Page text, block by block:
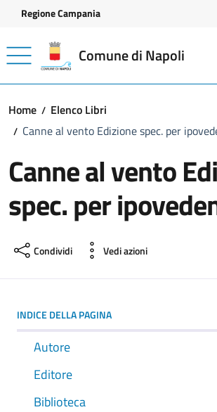
Vai ai contenuti
Vai al footer
Regione Campania
Comune di Napoli
Home
Elenco Libri
Canne al vento Edizione spec. per
Canne al vento
spec. per
Condividi Vedi azioni
INDICE DELLA PAGINA
Autore
Editore
Biblioteca